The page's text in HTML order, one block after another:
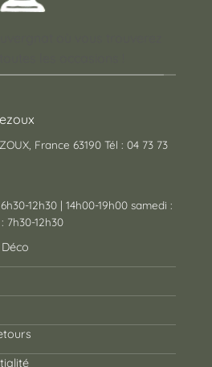
France 63190 Tél : 04 73 73
12h30 | 14h00-19h00 samedi :
7h30-12h30